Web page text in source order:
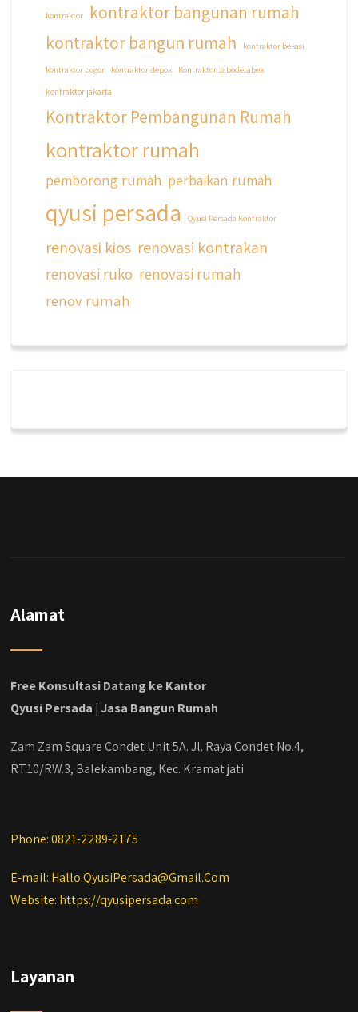
kontraktor
kontraktor bangunan rumah
kontraktor bangun rumah
kontraktor bekasi
kontraktor bogor kontraktor depok
Kontraktor Jabodetabek
kontraktor jakarta
Kontraktor Pembangunan Rumah
kontraktor rumah
pemborong rumah perbaikan rumah
qyusi persada Qyusi Persada Kontraktor
renovasi kios renovasi kontrakan
renovasi ruko renovasi rumah
renov rumah
Alamat
Free Konsultasi Datang ke Kantor
Qyusi Persada | Jasa Bangun Rumah
Zam Zam Square Condet Unit 5A. Jl. Raya Condet No.4,
RT.10/RW.3, Balekambang, Kec. Kramat jati
Phone: 0821-2289-2175
E-mail: Hallo.QyusiPersada@Gmail.Com
Website: https://qyusipersada.com
Layanan